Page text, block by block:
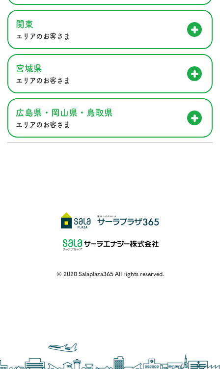
関東
エリアのお客さま
宮城県
エリアのお客さま
広島県・岡山県・鳥取県
エリアのお客さま
© 2020 Salaplaza365 All rights reserved.